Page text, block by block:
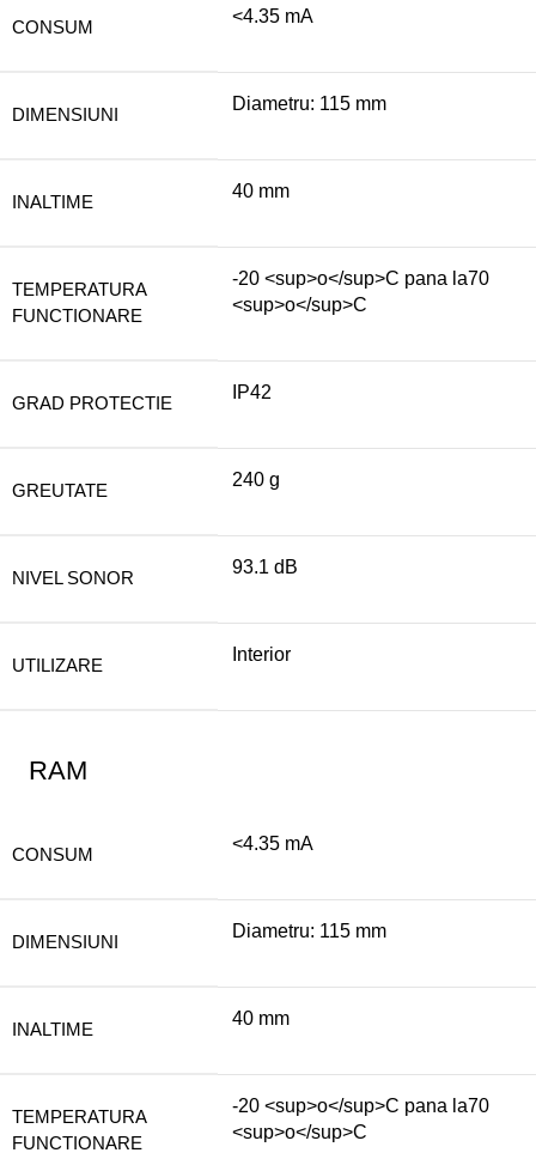
CONSUM
<4.35 mA
DIMENSIUNI
Diametru: 115 mm
INALTIME
40 mm
TEMPERATURA
FUNCTIONARE
-20 <sup>o</sup>C pana la70
<sup>o</sup>C
GRAD PROTECTIE
IP42
GREUTATE
240 g
NIVEL SONOR
93.1 dB
UTILIZARE
Interior
RAM
CONSUM
<4.35 mA
DIMENSIUNI
Diametru: 115 mm
INALTIME
40 mm
TEMPERATURA
FUNCTIONARE
-20 <sup>o</sup>C pana la70
<sup>o</sup>C